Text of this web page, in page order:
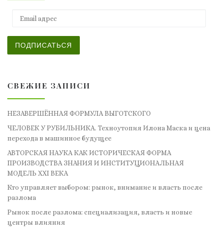
ПОДПИСАТЬСЯ
СВЕЖИЕ ЗАПИСИ
НЕЗАВЕРШЁННАЯ ФОРМУЛА ВЫГОТСКОГО
ЧЕЛОВЕК У РУБИЛЬНИКА. Техноутопия Илона Маска и цена
перехода в машинное будущее
АВТОРСКАЯ НАУКА КАК ИСТОРИЧЕСКАЯ ФОРМА
ПРОИЗВОДСТВА ЗНАНИЯ И ИНСТИТУЦИОНАЛЬНАЯ
МОДЕЛЬ XXI ВЕКА
Кто управляет выбором: рынок, внимание и власть после
разлома
Рынок после разлома: специализация, власть и новые
центры влияния